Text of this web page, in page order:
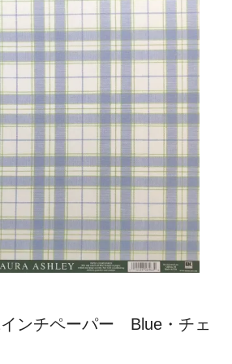
ンチペーパー Blue・チェ